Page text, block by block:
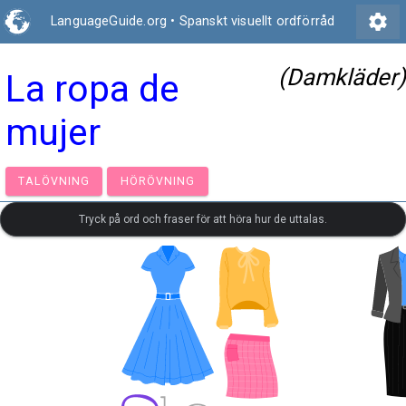
LanguageGuide.org • Spanskt visuellt ordförråd settings
La ropa de
mujer
(Damkläder)
TALÖVNING HÖRÖVNING
Tryck på ord och fraser för att höra hur de uttalas.